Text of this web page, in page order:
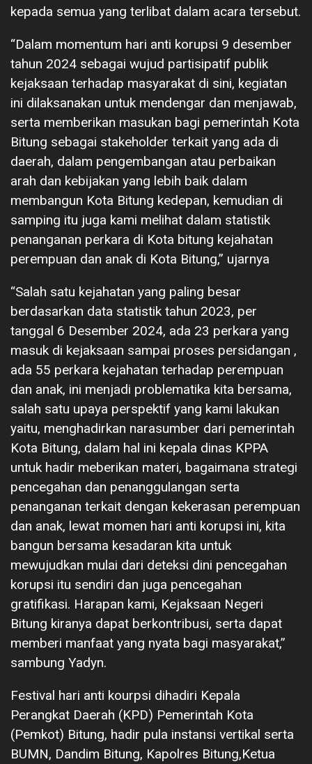
kepada semua yang terlibat dalam acara tersebut.
“Dalam momentum hari anti korupsi 9 desember
tahun 2024 sebagai wujud partisipatif publik
kejaksaan terhadap masyarakat di sini, kegiatan
ini dilaksanakan untuk mendengar dan menjawab,
serta memberikan masukan bagi pemerintah Kota
Bitung sebagai stakeholder terkait yang ada di
daerah, dalam pengembangan atau perbaikan
arah dan kebijakan yang lebih baik dalam
membangun Kota Bitung kedepan, kemudian di
samping itu juga kami melihat dalam statistik
penanganan perkara di Kota bitung kejahatan
perempuan dan anak di Kota Bitung,” ujarnya
“Salah satu kejahatan yang paling besar
berdasarkan data statistik tahun 2023, per
tanggal 6 Desember 2024, ada 23 perkara yang
masuk di kejaksaan sampai proses persidangan ,
ada 55 perkara kejahatan terhadap perempuan
dan anak, ini menjadi problematika kita bersama,
salah satu upaya perspektif yang kami lakukan
yaitu, menghadirkan narasumber dari pemerintah
Kota Bitung, dalam hal ini kepala dinas KPPA
untuk hadir meberikan materi, bagaimana strategi
pencegahan dan penanggulangan serta
penanganan terkait dengan kekerasan perempuan
dan anak, lewat momen hari anti korupsi ini, kita
bangun bersama kesadaran kita untuk
mewujudkan mulai dari deteksi dini pencegahan
korupsi itu sendiri dan juga pencegahan
gratifikasi. Harapan kami, Kejaksaan Negeri
Bitung kiranya dapat berkontribusi, serta dapat
memberi manfaat yang nyata bagi masyarakat,”
sambung Yadyn.
Festival hari anti kourpsi dihadiri Kepala
Perangkat Daerah (KPD) Pemerintah Kota
(Pemkot) Bitung, hadir pula instansi vertikal serta
BUMN, Dandim Bitung, Kapolres Bitung,Ketua